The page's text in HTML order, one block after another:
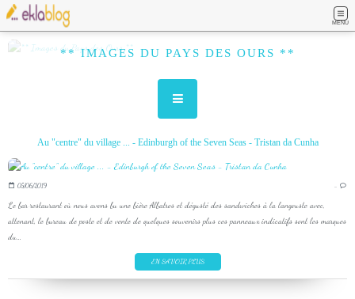
MENU
** IMAGES DU PAYS DES OURS **
Au "centre" du village ... - Edinburgh of the Seven Seas - Tristan da Cunha
05/06/2019 …
Le bar restaurant où nous avons bu une bière Albatros et dégusté des sandwiches à la langouste avec,
attenant, le bureau de poste et de vente de quelques souvenirs plus ces panneaux indicatifs sont les marques
du...
EN SAVOIR PLUS